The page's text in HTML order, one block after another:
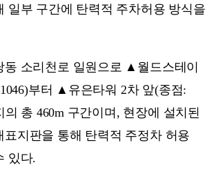
일부 구간에 탄력적 주차허용 방식을
동 소리천로 일원으로 ▲월드스테이
부터 ▲유은타워 2차 앞(종점:
의 총 460m 구간이며, 현장에 설치된
표지판을 통해 탄력적 주정차 허용
있다.